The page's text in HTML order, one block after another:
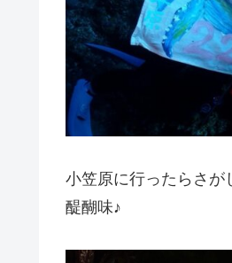
小笠原に行ったらさ
醍醐味♪